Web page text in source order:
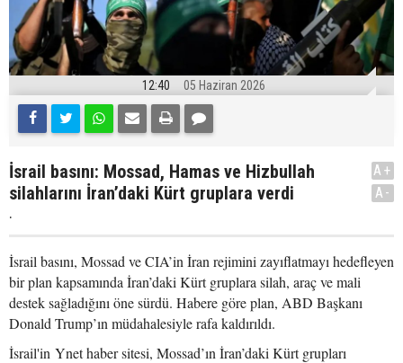
12:40 05 Haziran 2026
İsrail basını: Mossad, Hamas ve Hizbullah
silahlarını İran’daki Kürt gruplara verdi
.
A+
A-
İsrail basını, Mossad ve CIA’in İran rejimini zayıflatmayı hedefleyen
bir plan kapsamında İran’daki Kürt gruplara silah, araç ve mali
destek sağladığını öne sürdü. Habere göre plan, ABD Başkanı
Donald Trump’ın müdahalesiyle rafa kaldırıldı.
İsrail'in Ynet haber sitesi, Mossad’ın İran’daki Kürt grupları